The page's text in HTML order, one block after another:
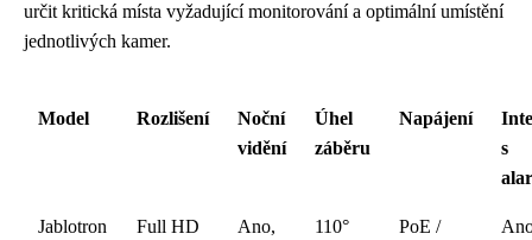
určit kritická místa vyžadující monitorování a optimální umístění
jednotlivých kamer.
Model Rozlišení
Noční
vidění
Úhel
záběru
Napájení
s
Jablotron
Full HD
Ano,
110°
PoE /